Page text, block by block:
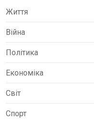
Життя
Війна
Політика
Економіка
Світ
Спорт